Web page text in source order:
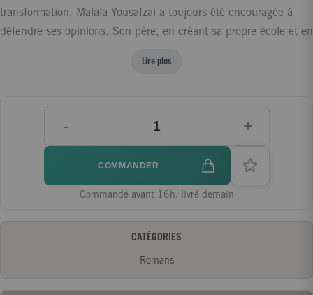
transformation, Malala Yousafzai a toujours été encouragée à
défendre ses opinions. Son père, en créant sa propre école et en
instillé en elle la soif d'apprendre, le désir de résister au
s'arrête. Deux hommes armés lui tirent dessus. Son crime ?
Avoir osé prétendre aux mêmes droits que les garçons, et avoir
dénoncé les Talibans qui incendient les écoles et interdisent aux
jeunes filles le droit à l'éducation. Pendant dix jours, Malala
reste entre la vie et la mort. Mais malgré l'exil, les menaces, les
Lire plus
- +
COMMANDER
Commandé avant 16h, livré demain
CATÉGORIES
Romans